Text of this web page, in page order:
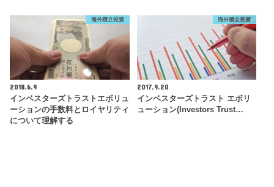
海外積立投資
2018.6.9
インベスターズトラストエボリュ
ーションの手数料とロイヤリティ
について理解する
海外積立投資
2017.9.20
インベスターズトラスト エボリ
ューション(Investors Trust…